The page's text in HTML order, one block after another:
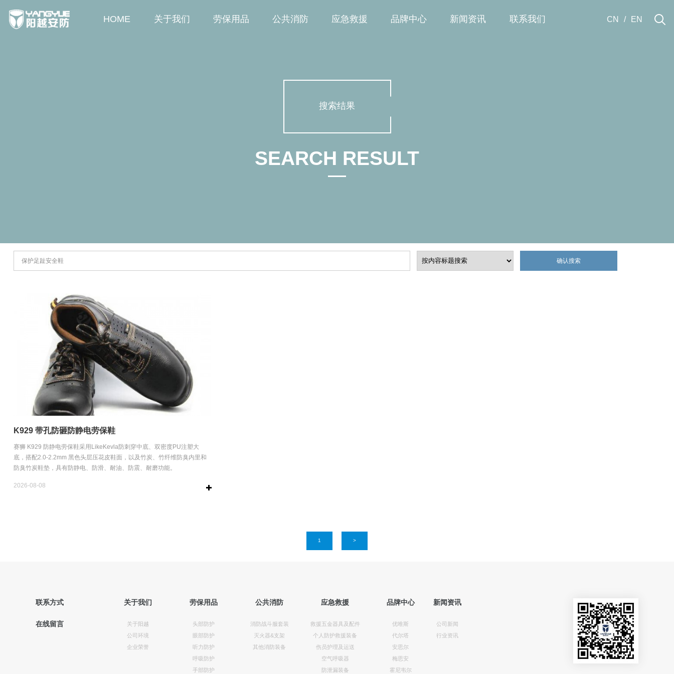
HOME 关于我们 劳保用品 公共消防 应急救援 品牌中心 新闻资讯 联系我们 CN / EN
搜索结果
SEARCH RESULT
K929 带孔防砸防静电劳保鞋
赛狮 K929 防静电劳保鞋采用LikeKevla防刺穿中底、双密度PU注塑大
底，搭配2.0-2.2mm 黑色头层压花皮鞋面，以及竹炭、竹纤维防臭内里和
防臭竹炭鞋垫，具有防静电、防滑、耐油、防震、耐磨功能。
2026-08-08
1 >
联系方式
在线留言
关于我们
关于阳越
公司环境
企业荣誉
劳保用品
头部防护
眼部防护
听力防护
呼吸防护
手部防护
公共消防
消防战斗服套装
灭火器&支架
其他消防装备
应急救援
救援五金器具及配件
个人防护救援装备
伤员护理及运送
空气呼吸器
防泄漏装备
品牌中心
优唯斯
代尔塔
安思尔
梅思安
霍尼韦尔
新闻资讯
公司新闻
行业资讯